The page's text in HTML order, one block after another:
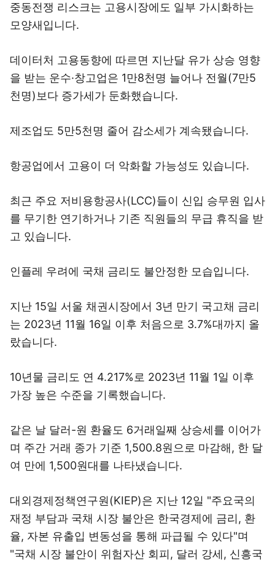
중동전쟁 리스크는 고용시장에도 일부 가시화하는
모양새입니다.
데이터처 고용동향에 따르면 지난달 유가 상승 영향
을 받는 운수·창고업은 1만8천명 늘어나 전월(7만5
천명)보다 증가세가 둔화했습니다.
제조업도 5만5천명 줄어 감소세가 계속됐습니다.
항공업에서 고용이 더 악화할 가능성도 있습니다.
최근 주요 저비용항공사(LCC)들이 신입 승무원 입사
를 무기한 연기하거나 기존 직원들의 무급 휴직을 받
고 있습니다.
인플레 우려에 국채 금리도 불안정한 모습입니다.
지난 15일 서울 채권시장에서 3년 만기 국고채 금리
는 2023년 11월 16일 이후 처음으로 3.7%대까지 올
랐습니다.
10년물 금리도 연 4.217%로 2023년 11월 1일 이후
가장 높은 수준을 기록했습니다.
같은 날 달러-원 환율도 6거래일째 상승세를 이어가
며 주간 거래 종가 기준 1,500.8원으로 마감해, 한 달
여 만에 1,500원대를 나타냈습니다.
대외경제정책연구원(KIEP)은 지난 12일 "주요국의
재정 부담과 국채 시장 불안은 한국경제에 금리, 환
율, 자본 유출입 변동성을 통해 파급될 수 있다"며
"국채 시장 불안이 위험자산 회피, 달러 강세, 신흥국